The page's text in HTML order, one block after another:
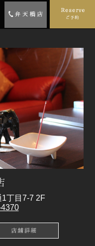
丁目7-7 2F